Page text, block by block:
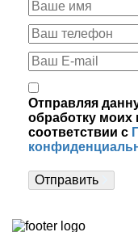
Отправляя
обработку
соответствии с
Отправить